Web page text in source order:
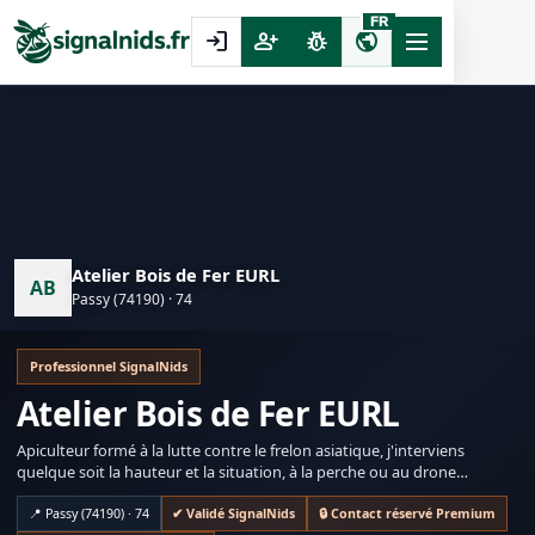
login person_add pest_control public
FR
AB
Atelier Bois de Fer EURL
Passy (74190) · 74
Professionnel SignalNids
Atelier Bois de Fer EURL
Apiculteur formé à la lutte contre le frelon asiatique, j'interviens
quelque soit la hauteur et la situation, à la perche ou au drone
spécialisé (désinsectisation frelons, chenilles, nettoyage façades,
démoussage,...).
📍 Passy (74190) · 74 ✔ Validé SignalNids 🔒 Contact réservé Premium